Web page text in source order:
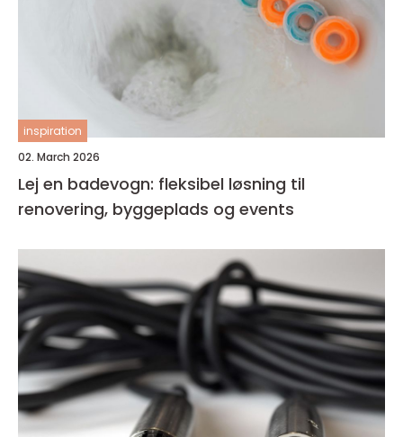
inspiration
02. March 2026
Lej en badevogn: fleksibel løsning til
renovering, byggeplads og events